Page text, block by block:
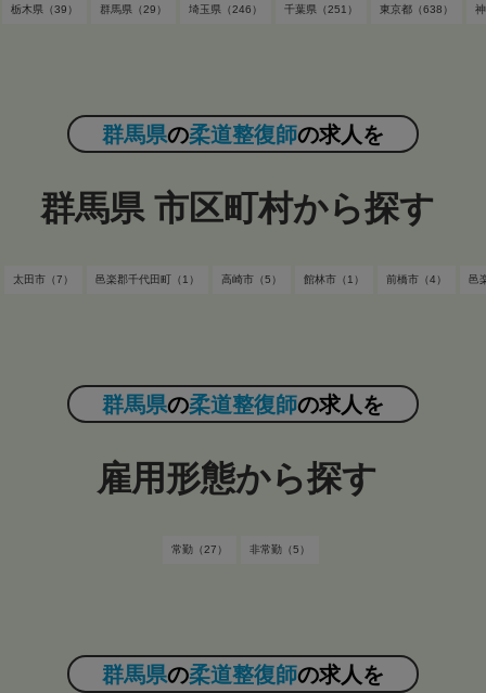
栃木県（39） 群馬県（29） 埼玉県（246） 千葉県（251） 東京都（638）
群馬県の柔道整復師の求人を
群馬県 市区町村から探す
太田市（7） 邑楽郡千代田町（1） 高崎市（5） 館林市（1） 前橋市（4） 邑
群馬県の柔道整復師の求人を
雇用形態から探す
常勤（27） 非常勤（5）
群馬県の柔道整復師の求人を